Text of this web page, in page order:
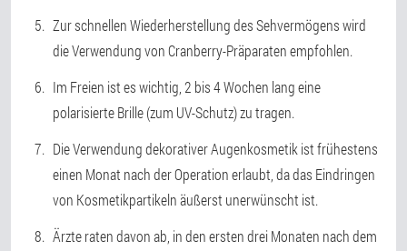
Zur schnellen Wiederherstellung des Sehvermögens wird
die Verwendung von Cranberry-Präparaten empfohlen.
Im Freien ist es wichtig, 2 bis 4 Wochen lang eine
polarisierte Brille (zum UV-Schutz) zu tragen.
Die Verwendung dekorativer Augenkosmetik ist frühestens
einen Monat nach der Operation erlaubt, da das Eindringen
von Kosmetikpartikeln äußerst unerwünscht ist.
Ärzte raten davon ab, in den ersten drei Monaten nach dem